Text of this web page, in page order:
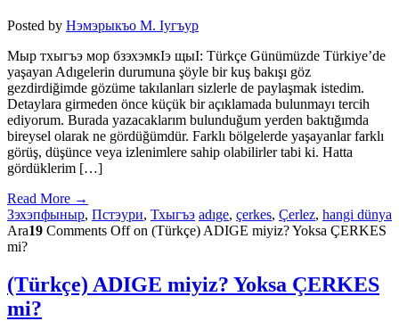
Posted by Нэмэрыкъо М. Iугъур
Мыр тхыгъэ мор бзэхэмкIэ щыI: Türkçe Günümüzde Türkiye’de
yaşayan Adıgelerin durumuna şöyle bir kuş bakışı göz
gezdirdiğimde gözüme takılanları sizlerle de paylaşmak istedim.
Detaylara girmeden önce küçük bir açıklamada bulunmayı tercih
ediyorum. Burada yazacaklarım bulunduğum yerden baktığımda
bireysel olarak ne gördüğümdür. Farklı bölgelerde yaşayanlar farklı
görüş, düşünce veya izlenimlere sahip olabilirler tabi ki. Hatta
gördüklerim […]
Read More →
Зэхэпфыныр, Пстэури, Тхыгъэ adıge, çerkes, Çerlez, hangi dünya
Ara19 Comments Offon (Türkçe) ADIGE miyiz? Yoksa ÇERKES
mi?
(Türkçe) ADIGE miyiz? Yoksa ÇERKES
mi?